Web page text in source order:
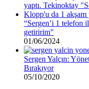
“Sergen’i 1 telefon
getiririm”
01/06/2024
Sergen Yalçın:
Bırakıyor
05/10/2020